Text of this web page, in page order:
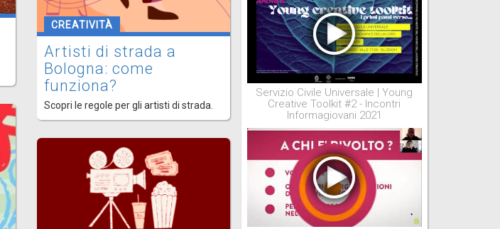
CREATIVITÀ
Artisti di strada a
Bologna: come
funziona?
Scopri le regole per gli artisti di strada.
Servizio Civile Universale | Young
Creative Toolkit #2 - Incontri
Informagiovani 2021